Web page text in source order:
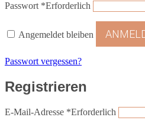
Passwort *Erforderlich
Angemeldet bleiben
Passwort vergessen?
Registrieren
E-Mail-Adresse *Erforderlich